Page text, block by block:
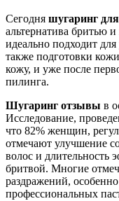
Сегодня шугаринг
альтернатива бритью
идеально подходит
также подготовки
кожу, и уже после
пилинга.
Шугаринг отзывы в
Исследование,
что 82% женщин,
отмечают улучшение
волос и длительность
бритвой. Многие
раздражений,
профессиональных